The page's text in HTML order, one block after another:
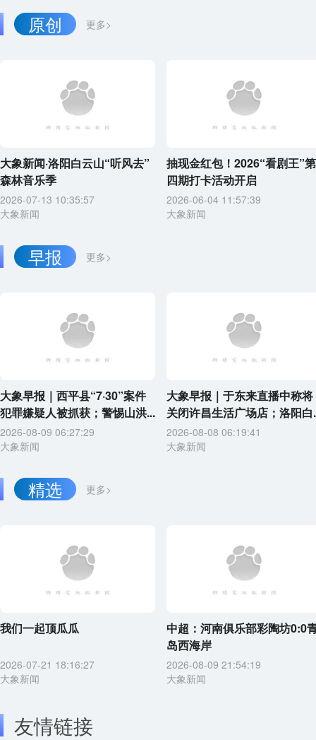
更多>
原创
大象新闻·洛阳白云山“听风去”
森林音乐季
2026-07-13 10:35:57
大象新闻
抽现金红包！2026“看剧王”第
四期打卡活动开启
2026-06-04 11:57:39
大象新闻
更多>
早报
大象早报｜西平县“7·30”案件
犯罪嫌疑人被抓获；警惕山洪...
2026-08-09 06:27:29
大象新闻
大象早报｜于东来直播中称将
关闭许昌生活广场店；洛阳白
2026-08-08 06:19:41
大象新闻
更多>
精选
我们一起顶瓜瓜
2026-07-21 18:16:27
大象新闻
中超：河南俱乐部彩陶坊0:0
岛西海岸
2026-08-09 21:54:19
大象新闻
友情链接